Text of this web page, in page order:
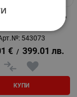
помпа Metabo P
543073
€ / 399.01 лв.
КУПИ